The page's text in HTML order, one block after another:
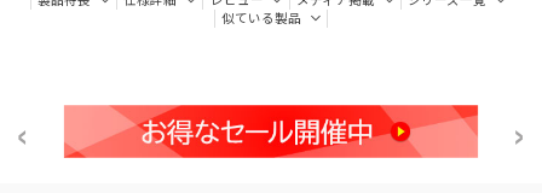
似ている製品